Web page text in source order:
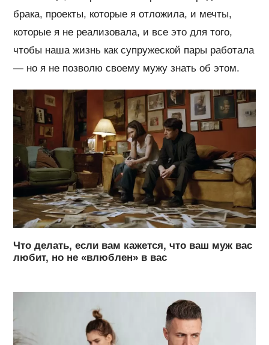
брака, проекты, которые я отложила, и мечты,
которые я не реализовала, и все это для того,
чтобы наша жизнь как супружеской пары работала
— но я не позволю своему мужу знать об этом.
Что делать, если вам кажется, что ваш муж вас
любит, но не «влюблен» в вас